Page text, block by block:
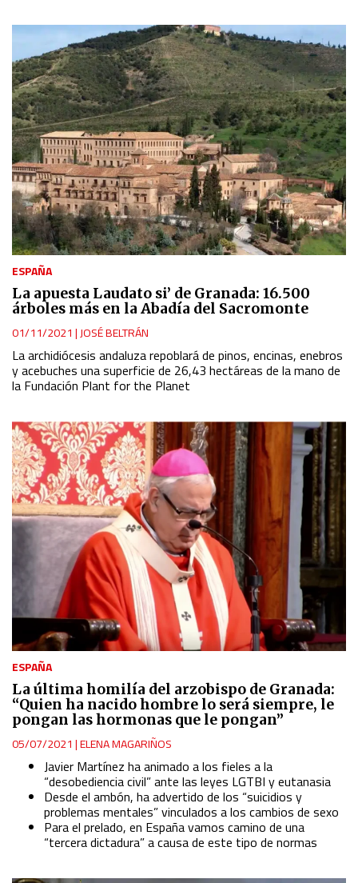
ESPAÑA
La apuesta Laudato si’ de Granada: 16.500
árboles más en la Abadía del Sacromonte
01/11/2021 | JOSÉ BELTRÁN
La archidiócesis andaluza repoblará de pinos, encinas, enebros
y acebuches una superficie de 26,43 hectáreas de la mano de
la Fundación Plant for the Planet
ESPAÑA
La última homilía del arzobispo de Granada:
“Quien ha nacido hombre lo será siempre, le
pongan las hormonas que le pongan”
05/07/2021 |ELENA MAGARIÑOS
Javier Martínez ha animado a los fieles a la
“desobediencia civil” ante las leyes LGTBI y eutanasia
Desde el ambón, ha advertido de los “suicidios y
problemas mentales” vinculados a los cambios de sexo
Para el prelado, en España vamos camino de una
“tercera dictadura” a causa de este tipo de normas